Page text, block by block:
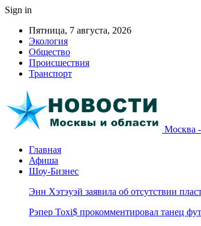
Sign in
Пятница, 7 августа, 2026
Экология
Общество
Происшествия
Транспорт
Москва -
Главная
Афиша
Шоу-Бизнес
Энн Хэтэуэй заявила об отсутствии
Рэпер Toxi$ прокомментировал танец